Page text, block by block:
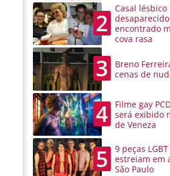
2
Casal lésbico
encontrado
cova rasa
3
Breno
cenas de
4
Filme gay
será exibido
de Veneza
5
9 peças
estreiam em
São Paulo